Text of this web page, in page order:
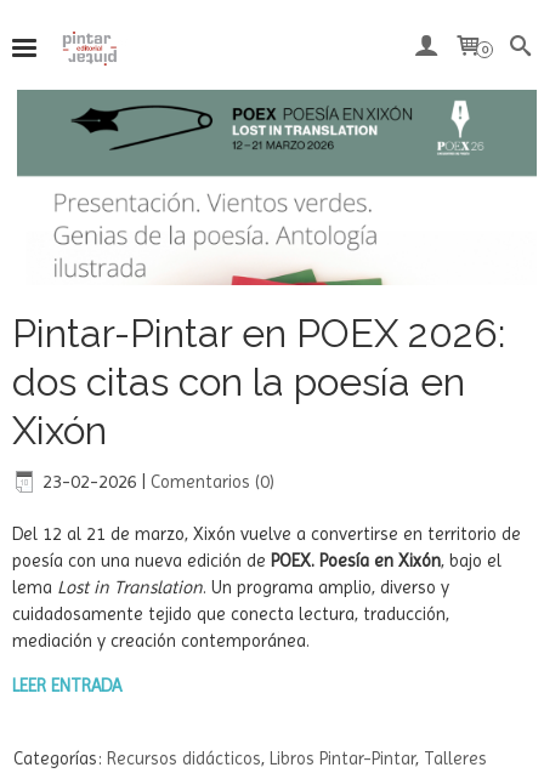
0
Pintar-Pintar en POEX 2026:
dos citas con la poesía en
Xixón
23-02-2026 Comentarios (0)
Del 12 al 21 de marzo, Xixón vuelve a convertirse en territorio de
poesía con una nueva edición de POEX. Poesía en Xixón, bajo el
lema Lost in Translation. Un programa amplio, diverso y
cuidadosamente tejido que conecta lectura, traducción,
mediación y creación contemporánea.
LEER ENTRADA
Categorías: Recursos didácticos, Libros Pintar-Pintar, Talleres